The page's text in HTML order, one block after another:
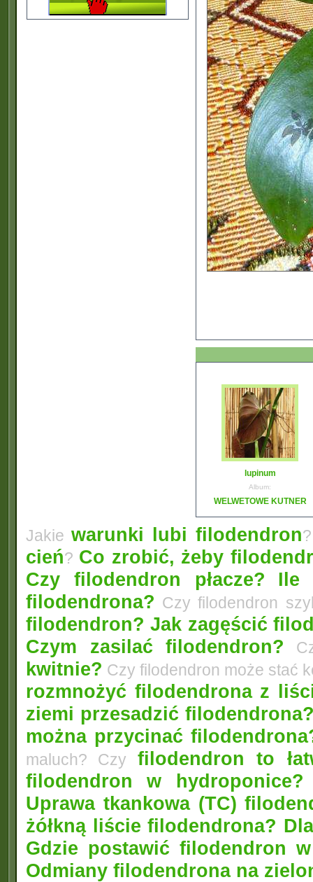
lupinum
Album:
WELWETOWE KUTNER
Jakie warunki lubi filodendron
cień? Co zrobić, żeby
Czy filodendron płacze?
Ile
filodendrona? Czy filodendron
filodendron? Jak zagęścić
Czym zasilać filodendron?
kwitnie? Czy filodendron może stać
rozmnożyć filodendrona z
ziemi przesadzić
można przycinać
maluch? Czy filodendron to
filodendron w hydroponice?
Uprawa tkankowa (TC)
żółkną liście filodendrona?
Gdzie postawić filodendron
Odmiany filodendrona na